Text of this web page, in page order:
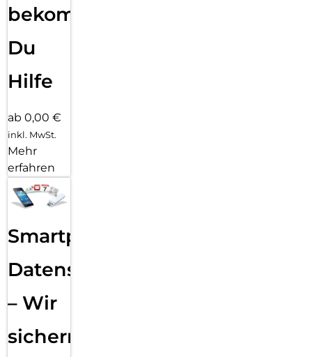
bekommst
Du
Hilfe
ab 0,00 €
inkl. MwSt.
Mehr
erfahren
Smartphone
Datensicherung
– Wir
sichern